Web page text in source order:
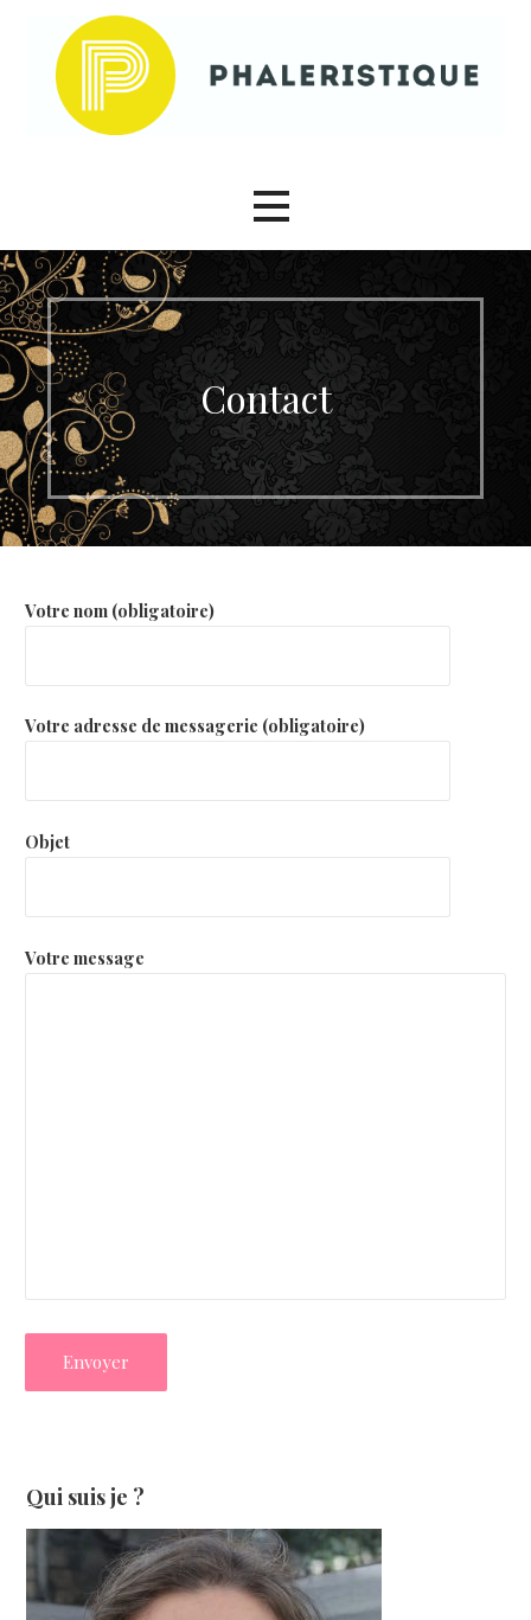
contenu
Contact
Votre nom (obligatoire)
Votre adresse de messagerie (obligatoire)
Objet
Votre message
Qui suis je ?